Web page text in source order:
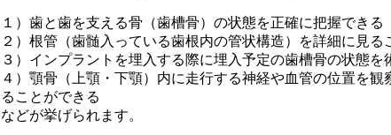
１）歯と歯を支える骨（歯槽骨）の状態を正確に把握できる
２）根管（歯髄入っている歯根内の管状構造）を詳細に見る
３）インプラントを埋入する際に埋入予定の歯槽骨の状態を
４）顎骨（上顎・下顎）内に走行する神経や血管の位置を
ることができる
などが挙げられます。